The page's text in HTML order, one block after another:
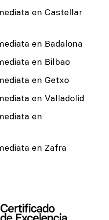
en Castellar
en Badalona
en Bilbao
en Getxo
en Valladolid
en
en Zafra